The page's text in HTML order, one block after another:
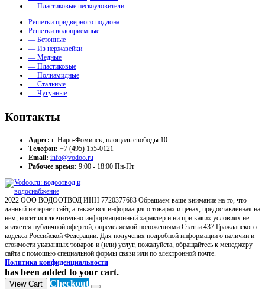
— Пластиковые пескоуловители
Решетки придверного поддона
Решетки водоприемные
— Бетонные
— Из нержавейки
— Медные
— Пластиковые
— Полиамидные
— Стальные
— Чугунные
Контакты
Адрес: г. Наро-Фоминск, площадь свободы 10
Телефон: +7 (495) 155-0121
Email: info@vodoo.ru
Рабочее время: 9:00 - 18:00 Пн-Пт
2022 ООО ВОДООТВОД ИНН 7720377683 Обращаем ваше внимание на то, что
данный интернет-сайт, а также вся информация о товарах и ценах, предоставленная на
нём, носит исключительно информационный характер и ни при каких условиях не
является публичной офертой, определяемой положениями Статьи 437 Гражданского
кодекса Российской Федерации. Для получения подробной информации о наличии и
стоимости указанных товаров и (или) услуг, пожалуйста, обращайтесь к менеджеру
сайта с помощью специальной формы связи или по электронной почте.
Политика конфиденциальности
has been added to your cart.
View Cart Checkout